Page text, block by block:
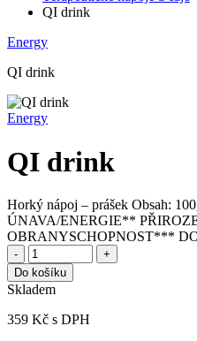
QI drink
Energy
QI drink
Energy
QI drink
Horký nápoj – prášek Obsah:
ÚNAVA/ENERGIE**
OBRANYSCHOPNOST***
-
+
Do košíku
Skladem
359 Kč s DPH